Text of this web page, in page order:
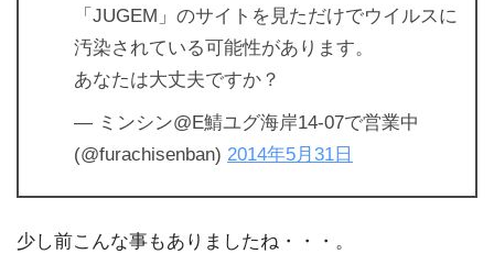
「JUGEM」のサイトを見ただけでウイルスに
汚染されている可能性があります。
あなたは大丈夫ですか？
— ミンシン@E鯖ユグ海岸14-07で営業中
(@furachisenban) 2014年5月31日
少し前こんな事もありましたね・・・。